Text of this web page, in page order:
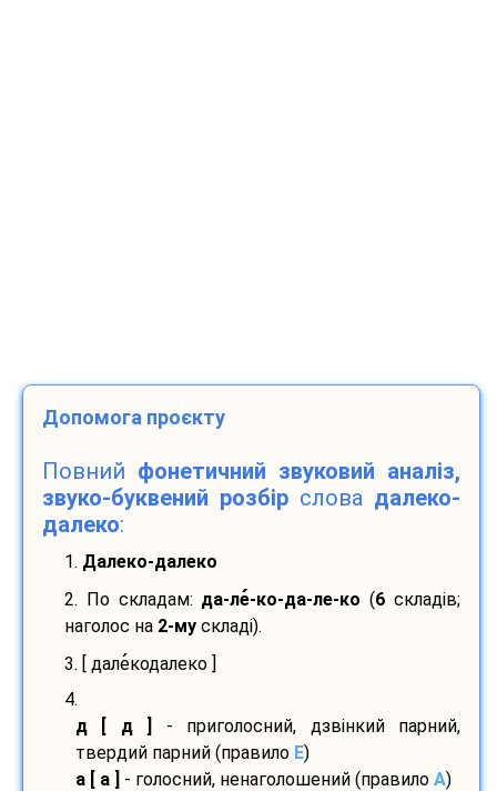
Допомога проєкту
Повний фонетичний звуковий аналіз,
звуко-буквений розбір слова далеко-
далеко:
1. Далеко-далеко
2. По складам: да-ле-ко-да-ле-ко (6 складів;
наголос на 2-му складі).
3. [ далекодалеко ]
4.
д [ д ]
- приголосний, дзвінкий парний,
твердий парний (правило E)
а [ а ]
- голосний, ненаголошений (правило A)